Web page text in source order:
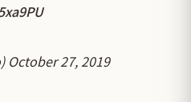
October 27, 2019